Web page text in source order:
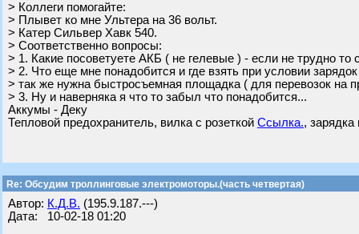
> Коллеги помогайте:
> Плывет ко мне Ультера на 36 вольт.
> Катер Сильвер Хавк 540.
> Соответственно вопросы:
> 1. Какие посоветуете АКБ ( не гелевые ) - если не трудно то
> 2. Что еще мне понадобится и где взять при условии
> так же нужна быстросъемная площадка ( для перевозок на
> 3. Ну и наверняка я что то забыл что понадобится...
Аккумы - Деку
Тепловой предохранитель, вилка с розеткой Ссылка.,
Re: Обсудим троллинговые электромоторы.(часть четвертая)
Автор: К.Д.В. (195.9.187.---)
Дата: 10-02-18 01:20